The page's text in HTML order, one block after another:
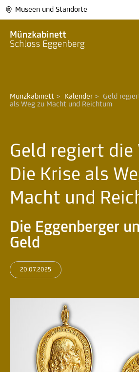
Museen und Standorte
Münzkabinett > Kalender > Geld
als Weg zu Macht und Reichtum
Geld regiert die
Die Krise als
Macht und
Die Eggenberger
Geld
20.07.2025